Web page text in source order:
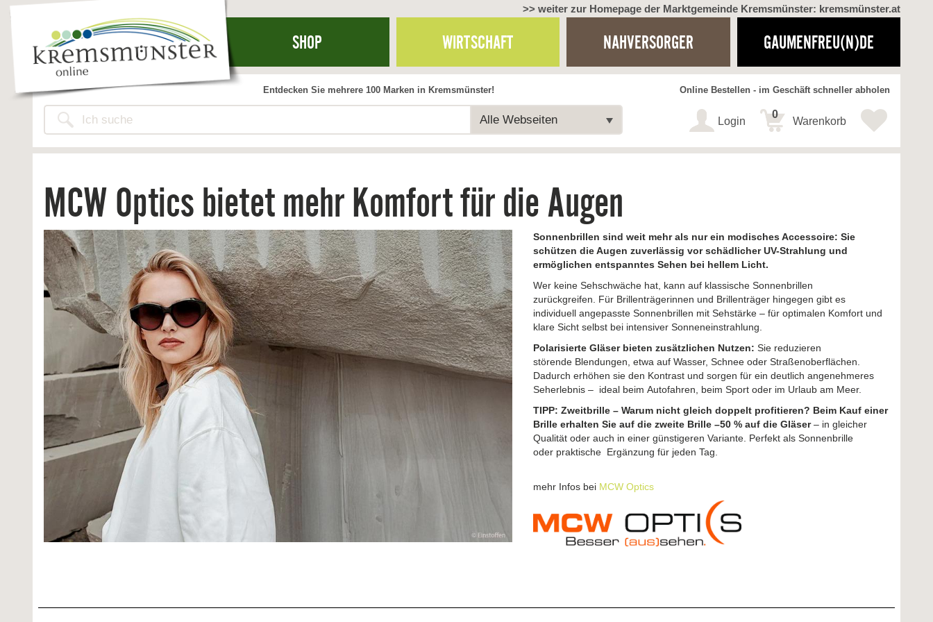
>> weiter zur Homepage der Marktgemeinde Kremsmünster: kremsmünster.at
SHOP WIRTSCHAFT NAHVERSORGER GAUMENFREU(N)DE
Alle Webseiten
Entdecken Sie mehrere 100 Marken in Kremsmünster! Online Bestellen - im Geschäft schneller abholen
Login Warenkorb
0
MCW Optics bietet mehr Komfort für die Augen
Sonnenbrillen sind weit mehr als nur ein modisches Accessoire: Sie
schützen die Augen zuverlässig vor schädlicher UV-Strahlung und
ermöglichen entspanntes Sehen bei hellem Licht.
Wer keine Sehschwäche hat, kann auf klassische Sonnenbrillen
zurückgreifen. Für Brillenträgerinnen und Brillenträger hingegen gibt es
individuell angepasste Sonnenbrillen mit Sehstärke – für optimalen Komfort und
klare Sicht selbst bei intensiver Sonneneinstrahlung.
Polarisierte Gläser bieten zusätzlichen Nutzen: Sie reduzieren
störende Blendungen, etwa auf Wasser, Schnee oder Straßenoberflächen.
Dadurch erhöhen sie den Kontrast und sorgen für ein deutlich angenehmeres
Seherlebnis – ideal beim Autofahren, beim Sport oder im Urlaub am Meer.
TIPP: Zweitbrille – Warum nicht gleich doppelt profitieren? Beim Kauf einer
Brille erhalten Sie auf die zweite Brille –50 % auf die Gläser– in gleicher
Qualität oder auch in einer günstigeren Variante. Perfekt als Sonnenbrille
oder praktische Ergänzung für jeden Tag.
mehr Infos bei MCW Optics